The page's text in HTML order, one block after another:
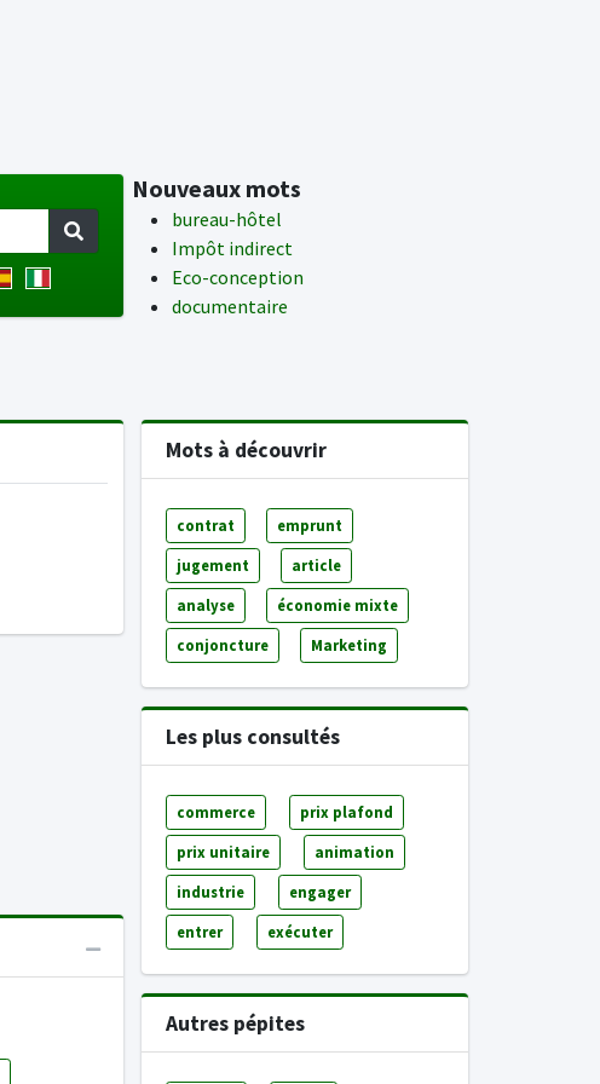
Nouveaux mots
bureau-hôtel
Impôt indirect
Eco-conception
documentaire
Mots à découvrir
contrat emprunt
jugement article
analyse économie mixte
conjoncture Marketing
Les plus consultés
commerce prix plafond
prix unitaire animation
industrie engager
entrer exécuter
Autres pépites